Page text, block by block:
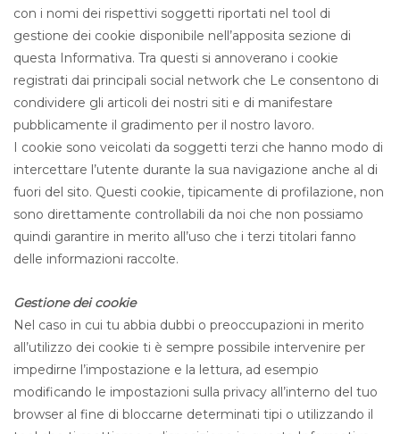
con i nomi dei rispettivi soggetti riportati nel tool di
gestione dei cookie disponibile nell’apposita sezione di
questa Informativa. Tra questi si annoverano i cookie
registrati dai principali social network che Le consentono di
condividere gli articoli dei nostri siti e di manifestare
pubblicamente il gradimento per il nostro lavoro.
I cookie sono veicolati da soggetti terzi che hanno modo di
intercettare l’utente durante la sua navigazione anche al di
fuori del sito. Questi cookie, tipicamente di profilazione, non
sono direttamente controllabili da noi che non possiamo
quindi garantire in merito all’uso che i terzi titolari fanno
delle informazioni raccolte.
Gestione dei cookie
Nel caso in cui tu abbia dubbi o preoccupazioni in merito
all’utilizzo dei cookie ti è sempre possibile intervenire per
impedirne l’impostazione e la lettura, ad esempio
modificando le impostazioni sulla privacy all’interno del tuo
browser al fine di bloccarne determinati tipi o utilizzando il